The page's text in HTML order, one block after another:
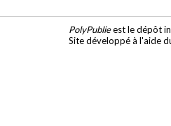
PolyPublieest le dépôt
Site développé à l'aide